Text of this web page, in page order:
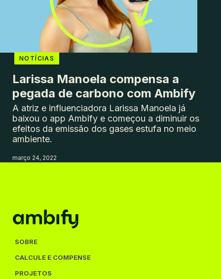
NOTÍCIAS
Larissa Manoela compensa a
pegada de carbono com Ambify
A atriz e influenciadora Larissa Manoela já
baixou o app Ambify e começou a diminuir os
efeitos da emissão dos gases estufa no meio
ambiente.
março 24, 2022
SOBRE
CALCULE E COMPENSE
PROJETOS